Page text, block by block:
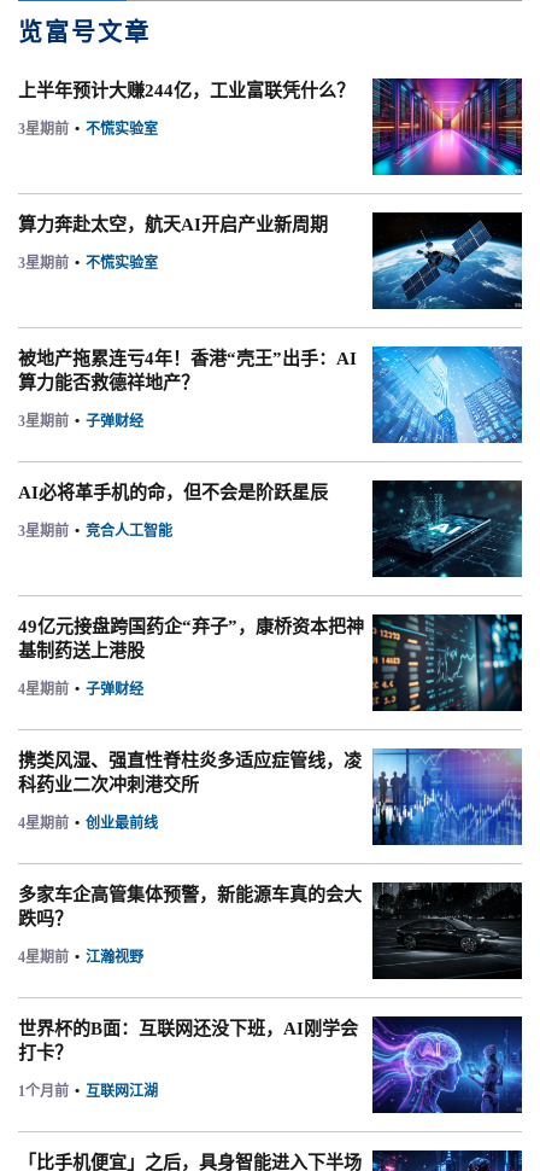
览富号文章
上半年预计大赚244亿，工业富联凭什么？
3星期前 • 不慌实验室
算力奔赴太空，航天AI开启产业新周期
3星期前 • 不慌实验室
被地产拖累连亏4年！香港“壳王”出手：AI
算力能否救德祥地产？
3星期前 • 子弹财经
AI必将革手机的命，但不会是阶跃星辰
3星期前 • 竞合人工智能
49亿元接盘跨国药企“弃子”，康桥资本把神
基制药送上港股
4星期前 • 子弹财经
携类风湿、强直性脊柱炎多适应症管线，凌
科药业二次冲刺港交所
4星期前 • 创业最前线
多家车企高管集体预警，新能源车真的会大
跌吗？
4星期前 • 江瀚视野
世界杯的B面：互联网还没下班，AI刚学会
打卡？
1个月前 • 互联网江湖
「比手机便宜」之后，具身智能进入下半场